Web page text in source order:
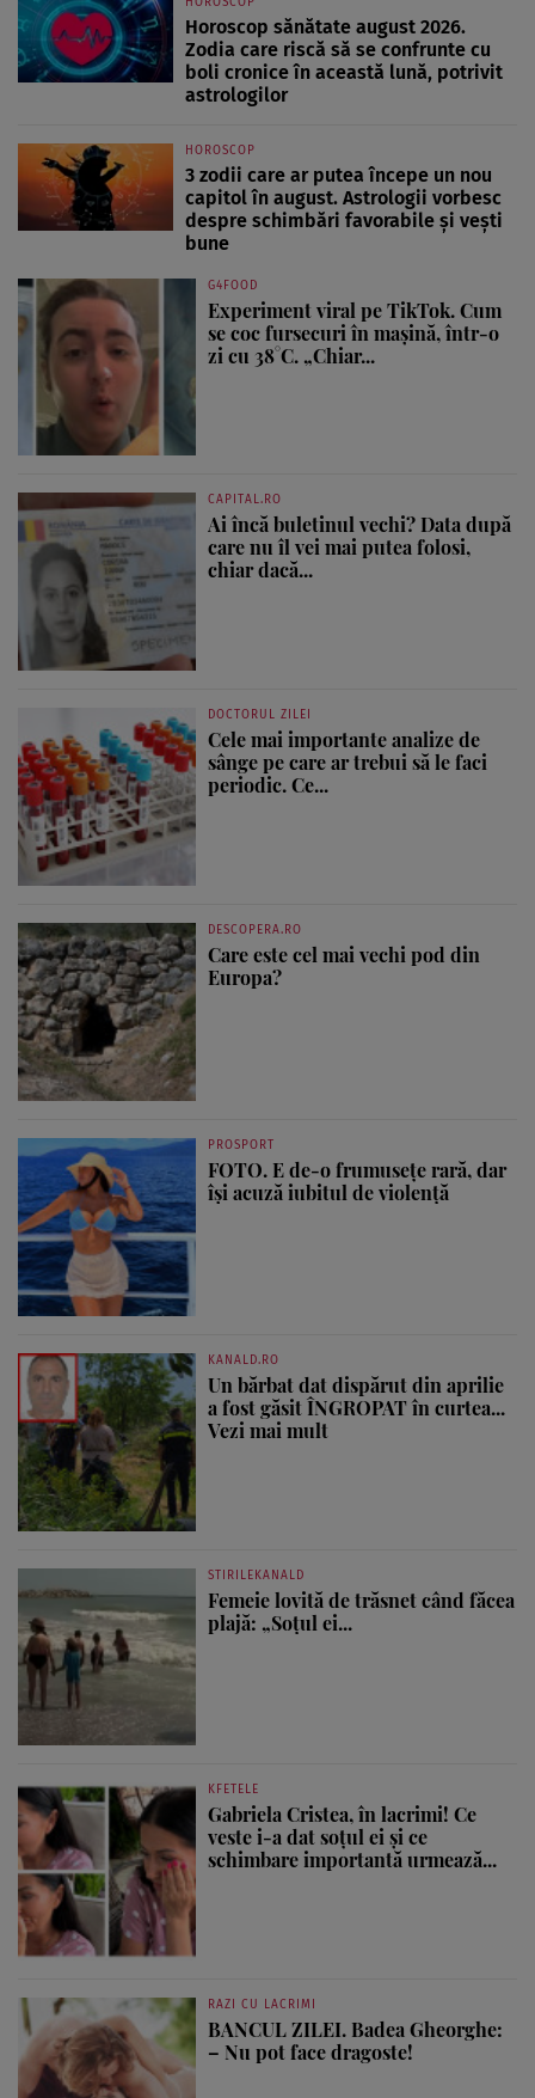
Horoscop sănătate august 2026.
Zodia care riscă să se confrunte cu
boli cronice în această lună, potrivit
astrologilor
HOROSCOP
3 zodii care ar putea începe un nou
capitol în august. Astrologii vorbesc
despre schimbări favorabile și vești
bune
G4FOOD
Experiment viral pe TikTok. Cum
se coc fursecuri în mașină, într-o
zi cu 38°C. „Chiar...
CAPITAL.RO
Ai încă buletinul vechi? Data după
care nu îl vei mai putea folosi,
chiar dacă...
DOCTORUL ZILEI
Cele mai importante analize de
sânge pe care ar trebui să le faci
periodic. Ce...
DESCOPERA.RO
Care este cel mai vechi pod din
Europa?
PROSPORT
FOTO. E de-o frumusețe rară, dar
își acuză iubitul de violență
KANALD.RO
Un bărbat dat dispărut din aprilie
a fost găsit ÎNGROPAT în curtea...
Vezi mai mult
STIRILEKANALD
Femeie lovită de trăsnet când făcea
plajă: „Soțul ei...
KFETELE
Gabriela Cristea, în lacrimi! Ce
veste i-a dat soțul ei și ce
schimbare importantă urmează...
RAZI CU LACRIMI
BANCUL ZILEI. Badea Gheorghe:
– Nu pot face dragoste!